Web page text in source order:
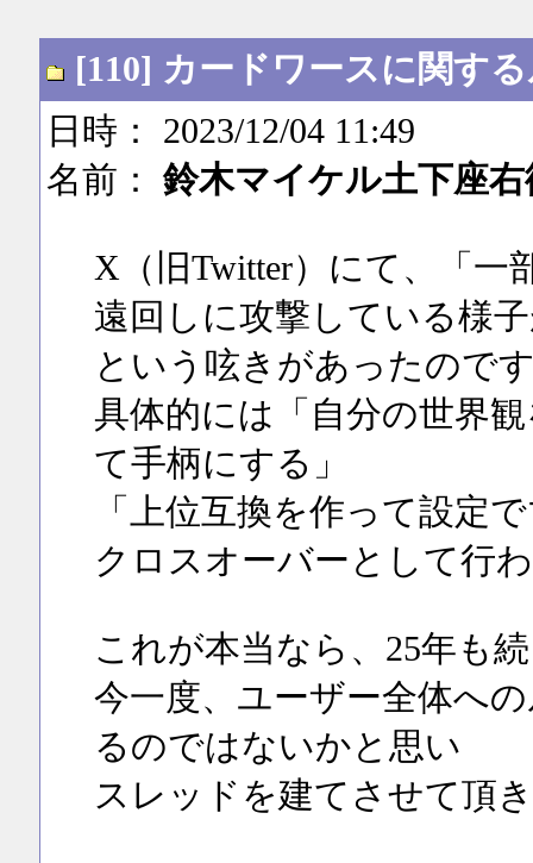
[110] カードワースに関す
日時： 2023/12/04 11:49
名前： 鈴木マイケル土下座右
X（旧Twitter）にて、「一
遠回しに攻撃している様
という呟きがあったので
具体的には「自分の世界
て手柄にする」
「上位互換を作って設定
クロスオーバーとして行
これが本当なら、25年も
今一度、ユーザー全体へ
るのではないかと思い
スレッドを建てさせて頂